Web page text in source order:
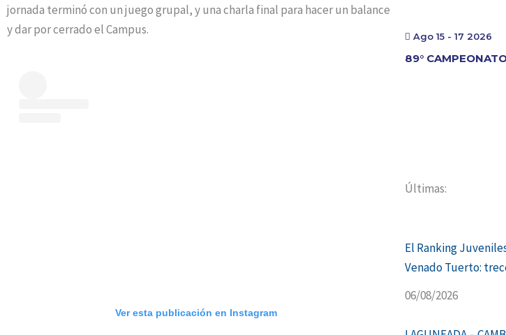
jornada terminó con un juego grupal, y una charla final para hacer un balance
y dar por cerrado el Campus.
Ver esta publicación en Instagram
Ago 15 - 17 2026
89°
Últimas:
El Ranking
Venado Tuerto:
06/08/2026